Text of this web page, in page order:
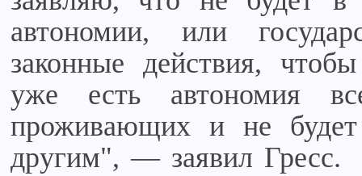
автономии, или
законные действия,
уже есть автономия
проживающих и не будет
другим", — заявил Гресс.